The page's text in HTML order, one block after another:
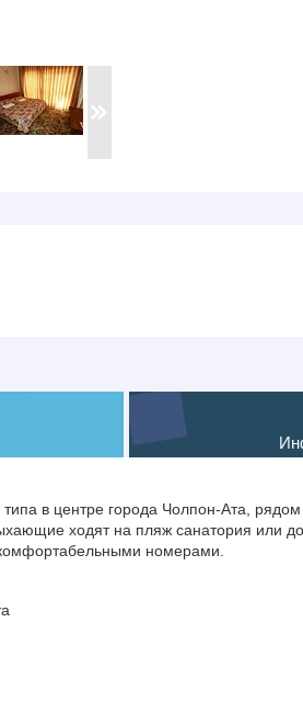
типа в центре города Чолпон-Ата,
ходят на пляж санатория или
номерами.